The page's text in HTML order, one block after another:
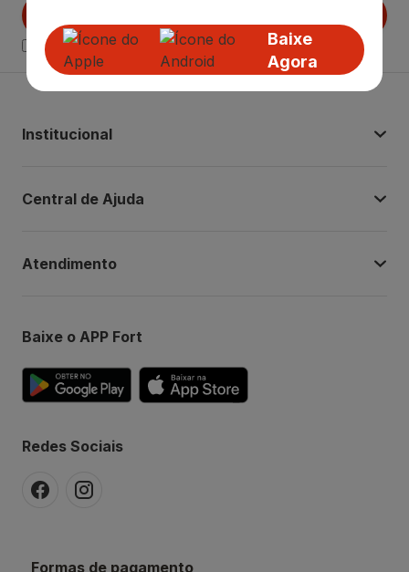
Baixe
Agora
Declaro estar ciente dasPoliticas de Privacidade.
Institucional
Central de Ajuda
Atendimento
Baixe o APP Fort
Redes Sociais
Formas de pagamento